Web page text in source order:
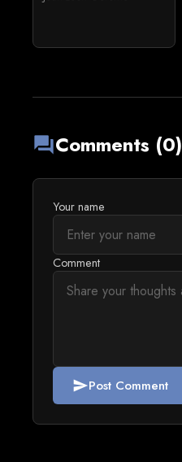
forumComments (0)
Your name
Comment
sendPost Comment